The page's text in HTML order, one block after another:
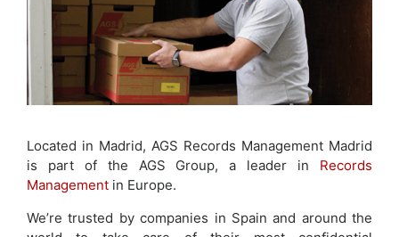
Located in Madrid, AGS Records Management Madrid
is part of the AGS Group, a leader in Records
Management in Europe.
We’re trusted by companies in Spain and around the